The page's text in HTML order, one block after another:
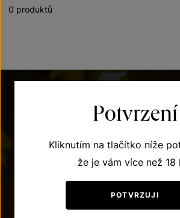
0 produktů
POTŘEBUJETE
+420 515 266
Po – Pá: 7:00 – 15:00
Potvrzení
Kliknutím na tlačítko níže
že je vám více než 18
POTVRZUJI